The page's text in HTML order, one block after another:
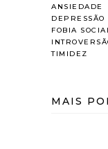
ANSIEDADE
DEPRESSÃO
FOBIA
TIMIDEZ
MAIS